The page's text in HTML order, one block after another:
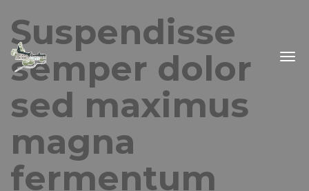
Suspendisse
semper dolor
sed maximus
magna
fermentum